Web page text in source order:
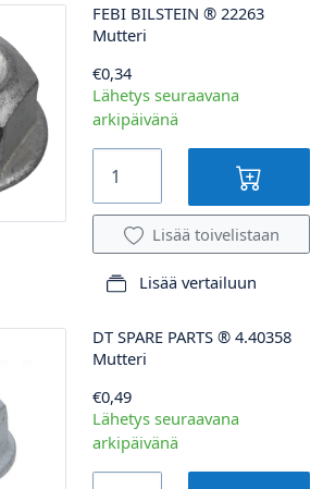
FEBI BILSTEIN ® 22263
Mutteri
€0,34
Lähetys seuraavana
arkipäivänä
Lisää toivelistaan
Lisää vertailuun
DT SPARE PARTS ® 4.40358
Mutteri
€0,49
Lähetys seuraavana
arkipäivänä